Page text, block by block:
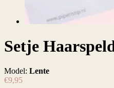
Setje
Model: Lente
€9,95